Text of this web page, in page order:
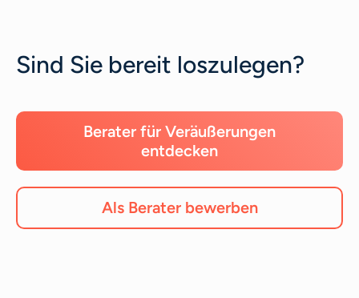
Sind Sie bereit loszulegen?
Berater für Veräußerungen
entdecken
Als Berater bewerben